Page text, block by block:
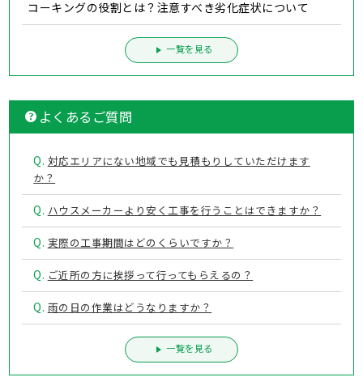
コーキングの役割とは？注意すべき劣化症状について
一覧を見る
よくあるご質問
Q. 対応エリアにない地域でも見積もりしていただけます
か？
Q. ハウスメーカーより安く工事を行うことはできますか？
Q. 実際の工事期間はどのくらいですか？
Q. ご近所の方に挨拶って行ってもらえるの？
Q. 雨の日の作業はどうなりますか？
一覧を見る